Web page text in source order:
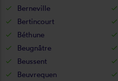
Berneville
Bertincourt
Béthune
Beugnâtre
Beussent
Beuvrequen